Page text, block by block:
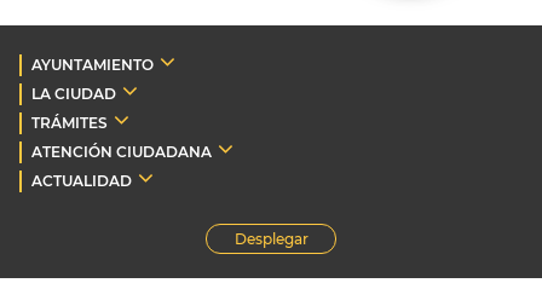
AYUNTAMIENTO
LA CIUDAD
TRÁMITES
ATENCIÓN CIUDADANA
ACTUALIDAD
Desplegar